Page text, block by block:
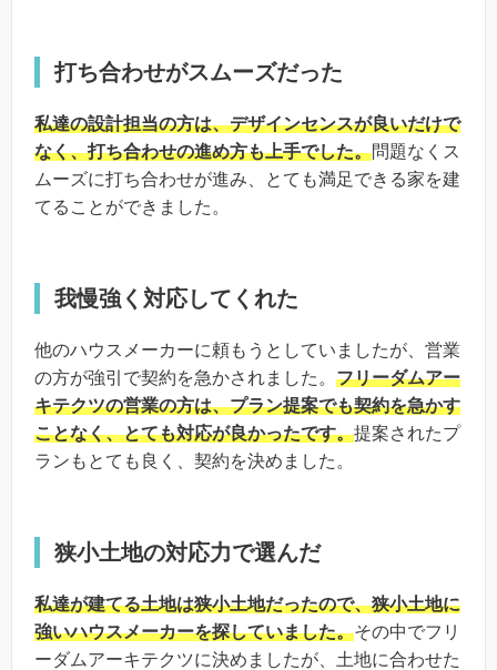
打ち合わせがスムーズだった
私達の設計担当の方は、デザインセンスが良いだけで
なく、打ち合わせの進め方も上手でした。問題なくス
ムーズに打ち合わせが進み、とても満足できる家を建
てることができました。
我慢強く対応してくれた
他のハウスメーカーに頼もうとしていましたが、営業
の方が強引で契約を急かされました。 フリーダムアー
キテクツの営業の方は、プラン提案でも契約を急かす
ことなく、とても対応が良かったです。提案されたプ
ランもとても良く、契約を決めました。
狭小土地の対応力で選んだ
私達が建てる土地は狭小土地だったので、狭小土地に
強いハウスメーカーを探していました。その中でフリ
ーダムアーキテクツに決めましたが、土地に合わせた